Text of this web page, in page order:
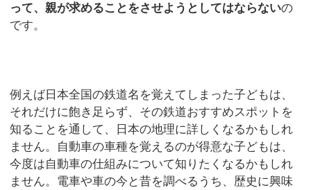
って、親が求めることをさせようとしてはならないの
です。
例えば日本全国の鉄道名を覚えてしまった子どもは、
それだけに飽き足らず、その鉄道おすすめスポットを
知ることを通して、日本の地理に詳しくなるかもしれ
ません。自動車の車種を覚えるのが得意な子どもは、
今度は自動車の仕組みについて知りたくなるかもしれ
ません。電車や車の今と昔を調べるうち、歴史に興味